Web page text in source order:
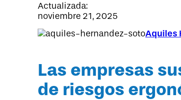
Actualizada:
noviembre 21, 2025
Aquiles
Las empresas
de riesgos